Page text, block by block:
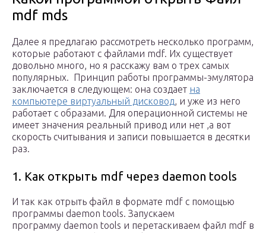
mdf mds
Далее я предлагаю рассмотреть несколько программ,
которые работают с файлами mdf. Их существует
довольно много, но я расскажу вам о трех самых
популярных. Принцип работы программы-эмулятора
заключается в следующем: она создает на
компьютере виртуальный дисковод, и уже из него
работает с образами. Для операционной системы не
имеет значения реальный привод или нет ,а вот
скорость считывания и записи повышается в десятки
раз.
1. Как открыть mdf через daemon tools
И так как отрыть файл в формате mdf с помощью
программы daemon tools. Запускаем
программу daemon tools и перетаскиваем файл mdf в